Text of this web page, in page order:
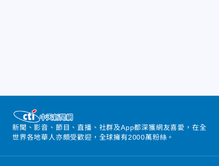
新聞、影音、節目、直播、社群及App都深獲網友喜愛，在全
世界各地華人亦頗受歡迎，全球擁有2000萬粉絲。